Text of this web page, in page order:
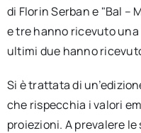
di Florin Serban e "Bal –
e tre hanno ricevuto
ultimi due hanno
Si è trattata di
che rispecchia i valori
proiezioni. A prevalere